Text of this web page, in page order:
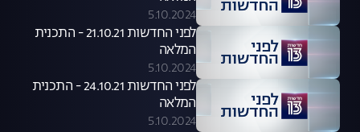
5.10.2024
לפני החדשות 21.10.21 - התכנית
המלאה
5.10.2024
לפני החדשות 24.10.21 - התכנית
המלאה
5.10.2024